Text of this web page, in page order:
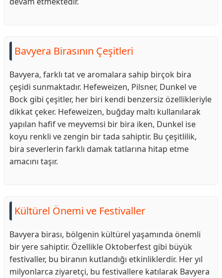
Bavyera Birasının Çeşitleri
Bavyera, farklı tat ve aromalara sahip birçok bira
çeşidi sunmaktadır. Hefeweizen, Pilsner, Dunkel ve
Bock gibi çeşitler, her biri kendi benzersiz özellikleriyle
dikkat çeker. Hefeweizen, buğday maltı kullanılarak
yapılan hafif ve meyvemsi bir bira iken, Dunkel ise
koyu renkli ve zengin bir tada sahiptir. Bu çeşitlilik,
bira severlerin farklı damak tatlarına hitap etme
amacını taşır.
Kültürel Önemi ve Festivaller
Bavyera birası, bölgenin kültürel yaşamında önemli
bir yere sahiptir. Özellikle Oktoberfest gibi büyük
festivaller, bu biranın kutlandığı etkinliklerdir. Her yıl
milyonlarca ziyaretçi, bu festivallere katılarak Bavyera